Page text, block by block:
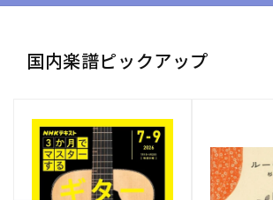
国内楽譜ピックアップ